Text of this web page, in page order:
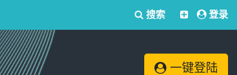
搜索 登录
一键登陆